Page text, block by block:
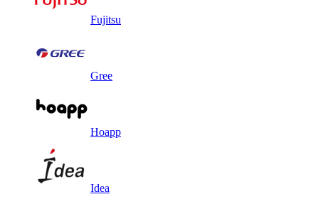
Fujitsu
Gree
Hoapp
Idea